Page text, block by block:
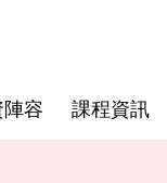
容 課程資訊